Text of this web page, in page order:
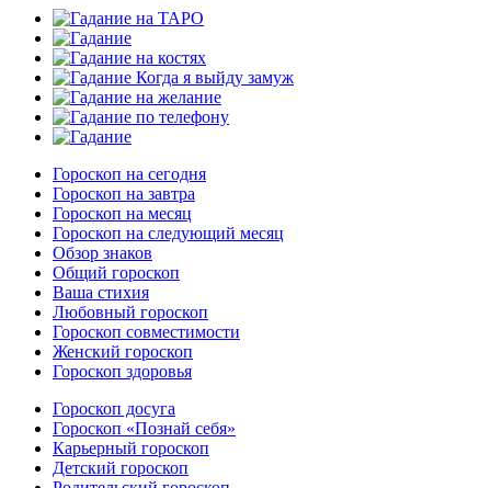
Гороскоп на сегодня
Гороскоп на завтра
Гороскоп на месяц
Гороскоп на следующий месяц
Обзор знаков
Общий гороскоп
Ваша стихия
Любовный гороскоп
Гороскоп совместимости
Женский гороскоп
Гороскоп здоровья
Гороскоп досуга
Гороскоп «Познай себя»
Карьерный гороскоп
Детский гороскоп